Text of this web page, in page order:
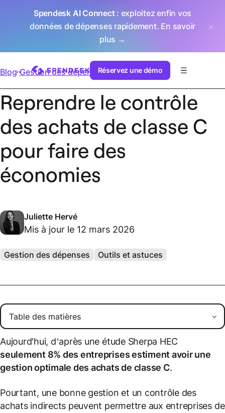
Spendesk AI Connect: exploitez enfin vos
données de dépenses rapidement. En savoir
plus →
Réservez une démo
Blog Gestion des dépenses
Reprendre le contrôle
des achats de classe C
pour faire des
économies
Juliette Hervé
Mis à jour le 12 mars 2026
Gestion des dépenses Outils et astuces
Aujourd'hui, d’après une étude Sherpa HEC
seulement 8% des entreprises estiment avoir une
gestion optimale des achats de classe C.
Pourtant, une bonne gestion et un contrôle des
achats indirects peuvent permettre aux entreprises de